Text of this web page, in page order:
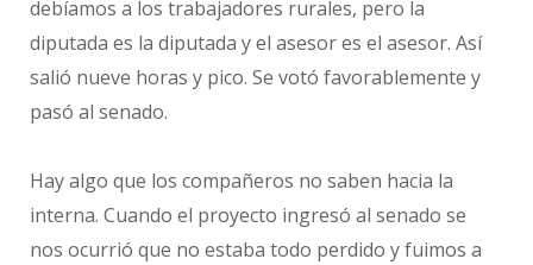
debíamos a los trabajadores rurales, pero la
diputada es la diputada y el asesor es el asesor. Así
salió nueve horas y pico. Se votó favorablemente y
pasó al senado.
Hay algo que los compañeros no saben hacia la
interna. Cuando el proyecto ingresó al senado se
nos ocurrió que no estaba todo perdido y fuimos a